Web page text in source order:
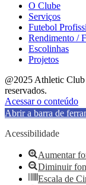
O Clube
Serviços
Futebol
Rendimento /
Escolinhas
Projetos
@2025 Athletic
reservados.
Acessar o conteúdo
Abrir a barra de
Acessibilidade
Aumentar
Diminuir
Escala de